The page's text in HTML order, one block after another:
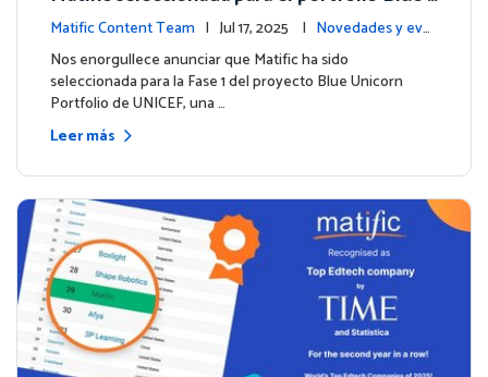
Unicorn de UNICEF: Comienza una nueva et
apa
Matific Content Team | Jul 17, 2025 | Novedades y eve
ntos
Nos enorgullece anunciar que Matific ha sido
seleccionada para la Fase 1 del proyecto Blue Unicorn
Portfolio de UNICEF, una …
Leer más